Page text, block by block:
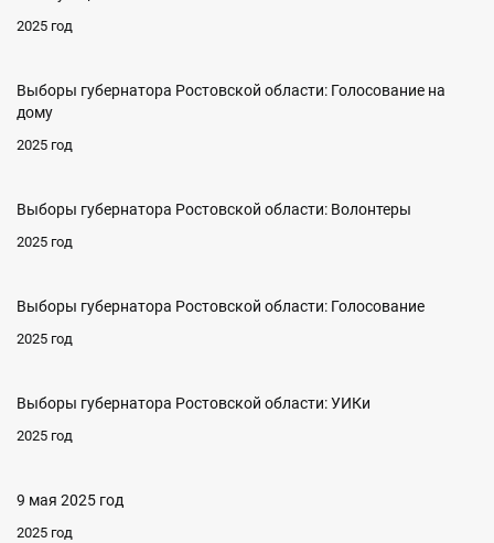
2025 год
Выборы губернатора Ростовской области: Голосование на
дому
2025 год
Выборы губернатора Ростовской области: Волонтеры
2025 год
Выборы губернатора Ростовской области: Голосование
2025 год
Выборы губернатора Ростовской области: УИКи
2025 год
9 мая 2025 год
2025 год